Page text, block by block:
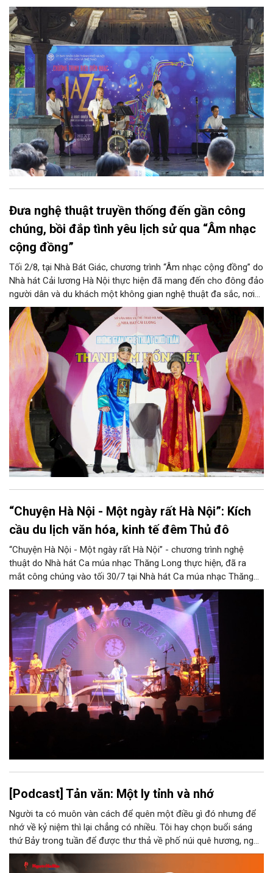
điệu jazz kinh điển của thế giới lần lượt cất lên qua phần biểu
diễn của NSƯT Quyền Văn Minh và các nghệ sĩ Bình Minh Jazz
Club, mở ra một không gian âm nhạc giàu cảm xúc ngay giữa
trung tâm Thủ đô.
Đưa nghệ thuật truyền thống đến gần công
chúng, bồi đắp tình yêu lịch sử qua “Âm nhạc
cộng đồng”
Tối 2/8, tại Nhà Bát Giác, chương trình “Âm nhạc cộng đồng” do
Nhà hát Cải lương Hà Nội thực hiện đã mang đến cho đông đảo
người dân và du khách một không gian nghệ thuật đa sắc, nơi
những làn điệu cải lương, ca cổ, tân cổ và các tiết mục múa
hòa quyện trong không gian của phố đi bộ hồ Hoàn Kiếm. Đặc
biệt, chương trình có sự giao lưu của các nghệ sĩ đến từ
phương Nam, góp phần tạo nên cuộc gặp gỡ nghệ thuật giàu
cảm xúc.
“Chuyện Hà Nội - Một ngày rất Hà Nội”: Kích
cầu du lịch văn hóa, kinh tế đêm Thủ đô
“Chuyện Hà Nội - Một ngày rất Hà Nội” - chương trình nghệ
thuật do Nhà hát Ca múa nhạc Thăng Long thực hiện, đã ra
mắt công chúng vào tối 30/7 tại Nhà hát Ca múa nhạc Thăng
Long (số 31 - 33 phố Lương Văn Can, phường Hoàn Kiếm).
[Podcast] Tản văn: Một ly tỉnh và nhớ
Người ta có muôn vàn cách để quên một điều gì đó nhưng để
nhớ về kỷ niệm thì lại chẳng có nhiều. Tôi hay chọn buổi sáng
thứ Bảy trong tuần để được thư thả về phố núi quê hương, ngồi
đợi giọt đắng của đất đai, mưa nắng điểm từng nhịp xuống
chiếc ly sứ như đợi thời gian mở cánh cửa diệu kì của mình.